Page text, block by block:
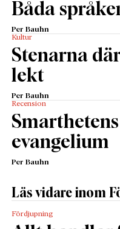
Båda
Per Bauhn
Kultur
Stenarna
lekt
Per Bauhn
Recension
Smarthetens
evangelium
Per Bauhn
Läs vidare inom
Fördjupning